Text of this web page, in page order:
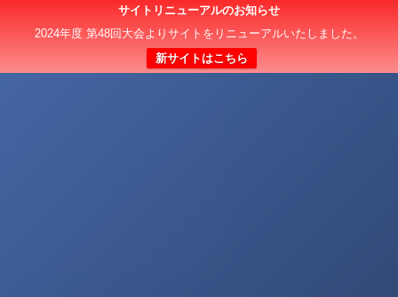
サイトリニューアルのお知らせ
2024年度 第48回大会よりサイトをリニューアルいたしました。
新サイトはこちら